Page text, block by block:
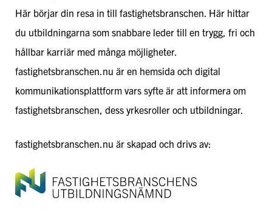
Här börjar din resa in till fastighetsbranschen. Här hittar
du utbildningarna som snabbare leder till en trygg, fri och
hållbar karriär med många möjligheter.
fastighetsbranschen.nu är en hemsida och digital
kommunikationsplattform vars syfte är att informera om
fastighetsbranschen, dess yrkesroller och utbildningar.
fastighetsbranschen.nu är skapad och drivs av: